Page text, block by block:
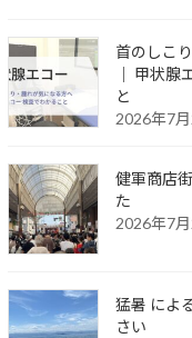
首のしこ
｜ 甲状腺
と
2026年7
健軍商店
た
2026年7
猛暑 によ
さい